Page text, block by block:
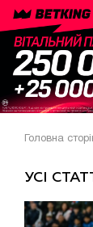
Головна
УСІ